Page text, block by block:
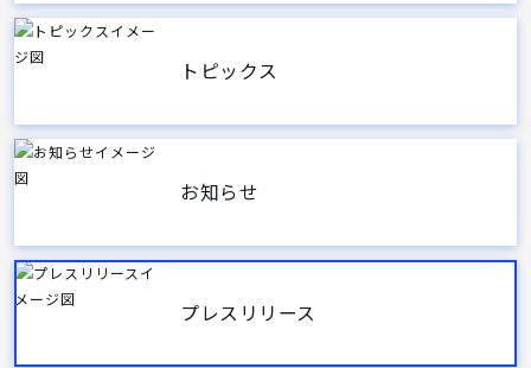
トピックス
お知らせ
プレスリリース